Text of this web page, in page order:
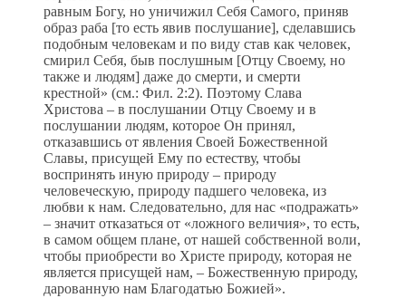
равным Богу, но уничижил Себя Самого, приняв
образ раба [то есть явив послушание], сделавшись
подобным человекам и по виду став как человек,
смирил Себя, быв послушным [Отцу Своему, но
также и людям] даже до смерти, и смерти
крестной» (см.: Фил. 2:2). Поэтому Слава
Христова – в послушании Отцу Своему и в
послушании людям, которое Он принял,
отказавшись от явления Своей Божественной
Славы, присущей Ему по естеству, чтобы
воспринять иную природу – природу
человеческую, природу падшего человека, из
любви к нам. Следовательно, для нас «подражать»
– значит отказаться от «ложного величия», то есть,
в самом общем плане, от нашей собственной воли,
чтобы приобрести во Христе природу, которая не
является присущей нам, – Божественную природу,
дарованную нам Благодатью Божией».